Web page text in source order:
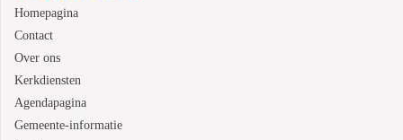
Homepagina
Contact
Over ons
Kerkdiensten
Agendapagina
Gemeente-informatie